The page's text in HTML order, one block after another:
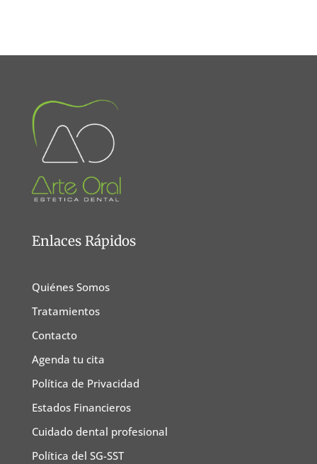
Enlaces Rápidos
Quiénes Somos
Tratamientos
Contacto
Agenda tu cita
Política de Privacidad
Estados Financieros
Cuidado dental profesional
Política del SG-SST